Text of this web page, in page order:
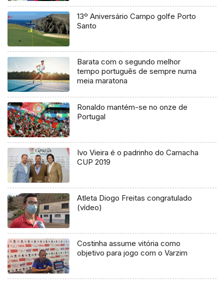
13º Aniversário Campo golfe Porto
Santo
Barata com o segundo melhor
tempo português de sempre numa
meia maratona
Ronaldo mantém-se no onze de
Portugal
Ivo Vieira é o padrinho do Camacha
CUP 2019
Atleta Diogo Freitas congratulado
(vídeo)
Costinha assume vitória como
objetivo para jogo com o Varzim